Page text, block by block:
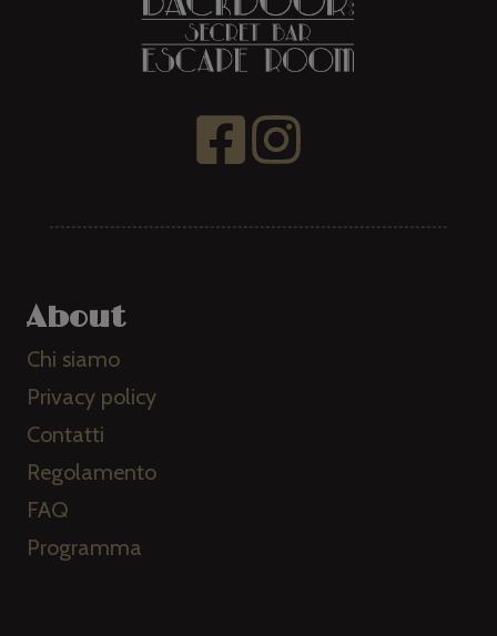
About
Chi siamo
Privacy policy
Contatti
Regolamento
FAQ
Programma